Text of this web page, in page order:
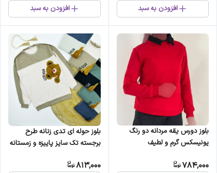
افزودن به سبد افزودن به سبد
بلوز دورس یقه مردانه دو رنگ
یونیسکس گرم و لطیف
784,000
بلوز حوله ای تدی زنانه طرح
برجسته تک سایز پاییزه و زمستانه
813,000